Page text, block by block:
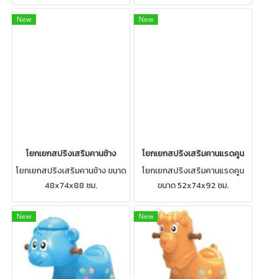
New
โยกเยกสปริงเสริมคานช้าง
โยกเยกสปริงเสริมคานช้าง ขนาด
48x74x88 ซม.
New
โยกเยกสปริงเสริมคานแรดคูน
โยกเยกสปริงเสริมคานแรดคูน
ขนาด 52x74x92 ซม.
New New